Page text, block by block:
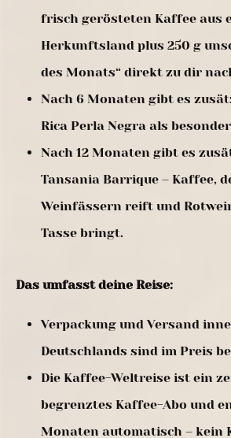
frisch gerösteten Kaffee aus
Herkunftsland plus 250 g
des Monats“ direkt zu dir
Nach 6 Monaten gibt es
Rica Perla Negra als
Nach 12 Monaten gibt es
Tansania Barrique – Kaffee,
Weinfässern reift und
Tasse bringt.
Das umfasst deine Reise:
Verpackung und Versand
Deutschlands sind im Preis
Die Kaffee-Weltreise ist ein
begrenztes Kaffee-Abo und
Monaten automatisch – kein